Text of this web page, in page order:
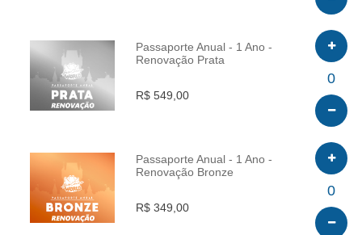
INFO
Passaporte Anual - 1 Ano -
Renovação Prata
R$ 549,00
0
INFO
Passaporte Anual - 1 Ano -
Renovação Bronze
R$ 349,00
0